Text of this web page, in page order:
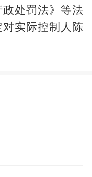
处罚法》等法
实际控制人陈